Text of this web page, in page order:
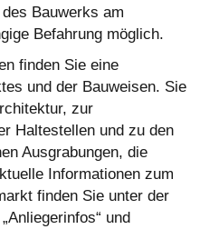
Bauwerks am
Befahrung möglich.
finden Sie eine
und der Bauweisen. Sie
zur
Haltestellen und zu den
Ausgrabungen, die
Informationen zum
finden Sie unter der
und